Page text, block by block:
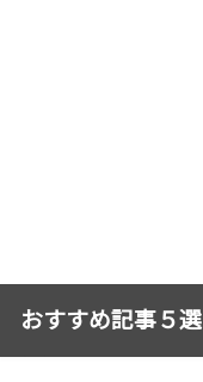
おすすめ記事５選